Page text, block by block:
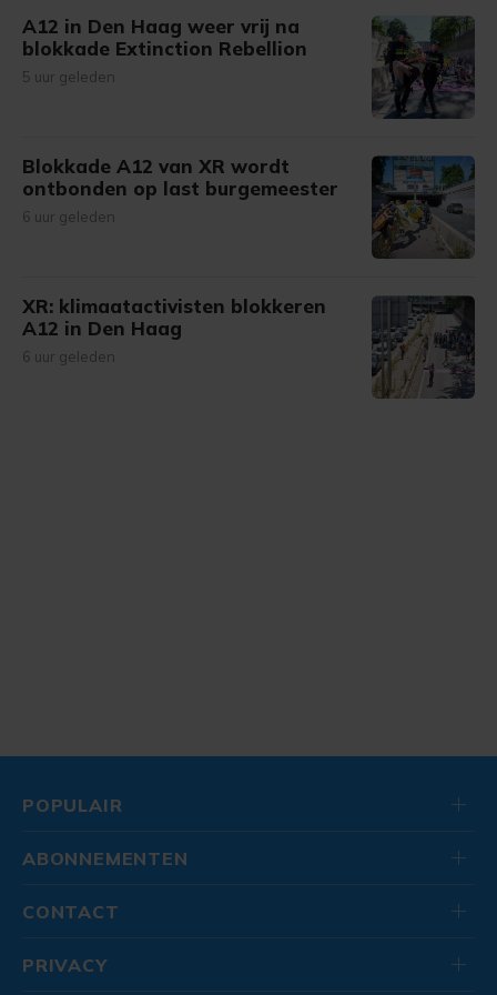
A12 in Den Haag weer vrij na
blokkade Extinction Rebellion
5 uur geleden
Blokkade A12 van XR wordt
ontbonden op last burgemeester
6 uur geleden
XR: klimaatactivisten blokkeren
A12 in Den Haag
6 uur geleden
POPULAIR
ABONNEMENTEN
CONTACT
PRIVACY